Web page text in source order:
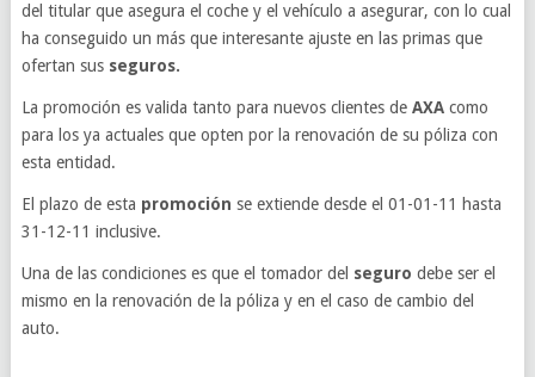
del titular que asegura el coche y el vehículo a asegurar, con lo cual
ha conseguido un más que interesante ajuste en las primas que
ofertan sus seguros.
La promoción es valida tanto para nuevos clientes deAXA como
para los ya actuales que opten por la renovación de su póliza con
esta entidad.
El plazo de esta promoción se extiende desde el 01-01-11 hasta
31-12-11 inclusive.
Una de las condiciones es que el tomador del seguro debe ser el
mismo en la renovación de la póliza y en el caso de cambio del
auto.